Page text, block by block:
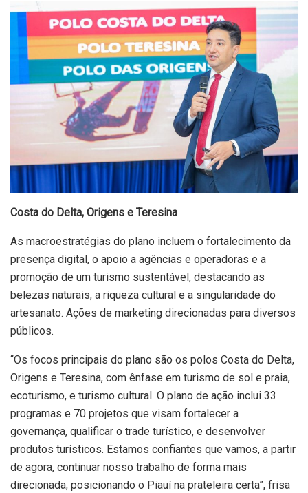
Costa do Delta, Origens e Teresina
As macroestratégias do plano incluem o fortalecimento da
presença digital, o apoio a agências e operadoras e a
promoção de um turismo sustentável, destacando as
belezas naturais, a riqueza cultural e a singularidade do
artesanato. Ações de marketing direcionadas para diversos
públicos.
“Os focos principais do plano são os polos Costa do Delta,
Origens e Teresina, com ênfase em turismo de sol e praia,
ecoturismo, e turismo cultural. O plano de ação inclui 33
programas e 70 projetos que visam fortalecer a
governança, qualificar o trade turístico, e desenvolver
produtos turísticos. Estamos confiantes que vamos, a partir
de agora, continuar nosso trabalho de forma mais
direcionada, posicionando o Piauí na prateleira certa”, frisa